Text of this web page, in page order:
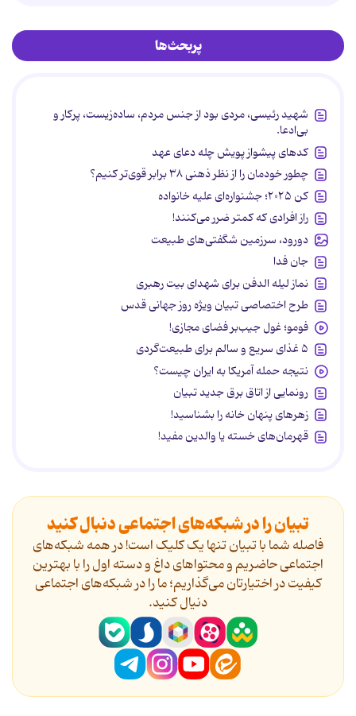
پربحث‌ها
شهید رئیسی، مردی بود از جنس مردم، ساده‌زیست، پرکار و
بی‌ادعا.
کدهای پیشواز پویش چله دعای عهد
چطور خودمان را از نظر ذهنی ۳۸ برابر قوی‌تر کنیم؟
کن ۲۰۲۵؛ جشنواره‌ای علیه خانواده
راز افرادی که کمتر ضرر می‌کنند!
دورود، سرزمین شگفتی‌های طبیعت
جان فدا
نماز لیله الدفن برای شهدای بیت رهبری
طرح اختصاصی تبیان ویژه روز جهانی قدس
فومو؛ غول جیب‌بر فضای مجازی!
۵ غذای سریع و سالم برای طبیعت‌گردی
نتیجه حمله آمریکا به ایران چیست؟
رونمایی از اتاق برق جدید تبیان
زهرهای پنهان خانه را بشناسید!
قهرمان‌های خسته یا والدین مفید!
تبیان را در شبکه‌های اجتماعی دنبال کنید
فاصله شما با تبیان تنها یک کلیک است! در همه شبکه‌های
اجتماعی حاضریم و محتواهای داغ و دسته اول را با بهترین
کیفیت در اختیارتان می‌گذاریم؛ ما را در شبکه‌های اجتماعی
دنیال کنید.